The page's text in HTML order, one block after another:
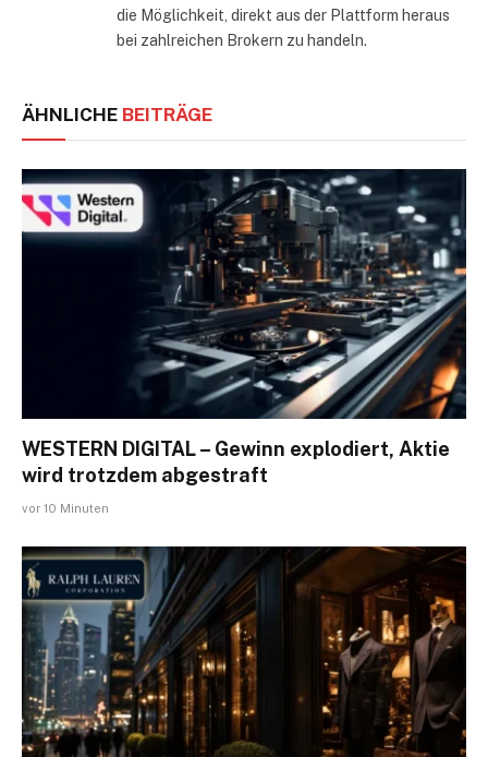
die Möglichkeit, direkt aus der Plattform heraus
bei zahlreichen Brokern zu handeln.
ÄHNLICHE BEITRÄGE
WESTERN DIGITAL – Gewinn explodiert, Aktie
wird trotzdem abgestraft
vor 10 Minuten